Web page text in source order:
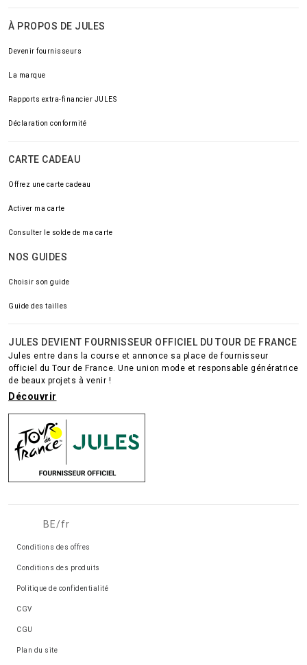
À PROPOS DE JULES
Devenir fournisseurs
La marque
Rapports extra-financier JULES
Déclaration conformité
CARTE CADEAU
Offrez une carte cadeau
Activer ma carte
Consulter le solde de ma carte
NOS GUIDES
Choisir son guide
Guide des tailles
JULES DEVIENT FOURNISSEUR OFFICIEL DU TOUR DE FRANCE
Jules entre dans la course et annonce sa place de fournisseur
officiel du Tour de France. Une union mode et responsable génératrice
de beaux projets à venir !
Découvrir
BE/fr
Conditions des offres
Conditions des produits
Politique de confidentialité
CGV
CGU
Plan du site